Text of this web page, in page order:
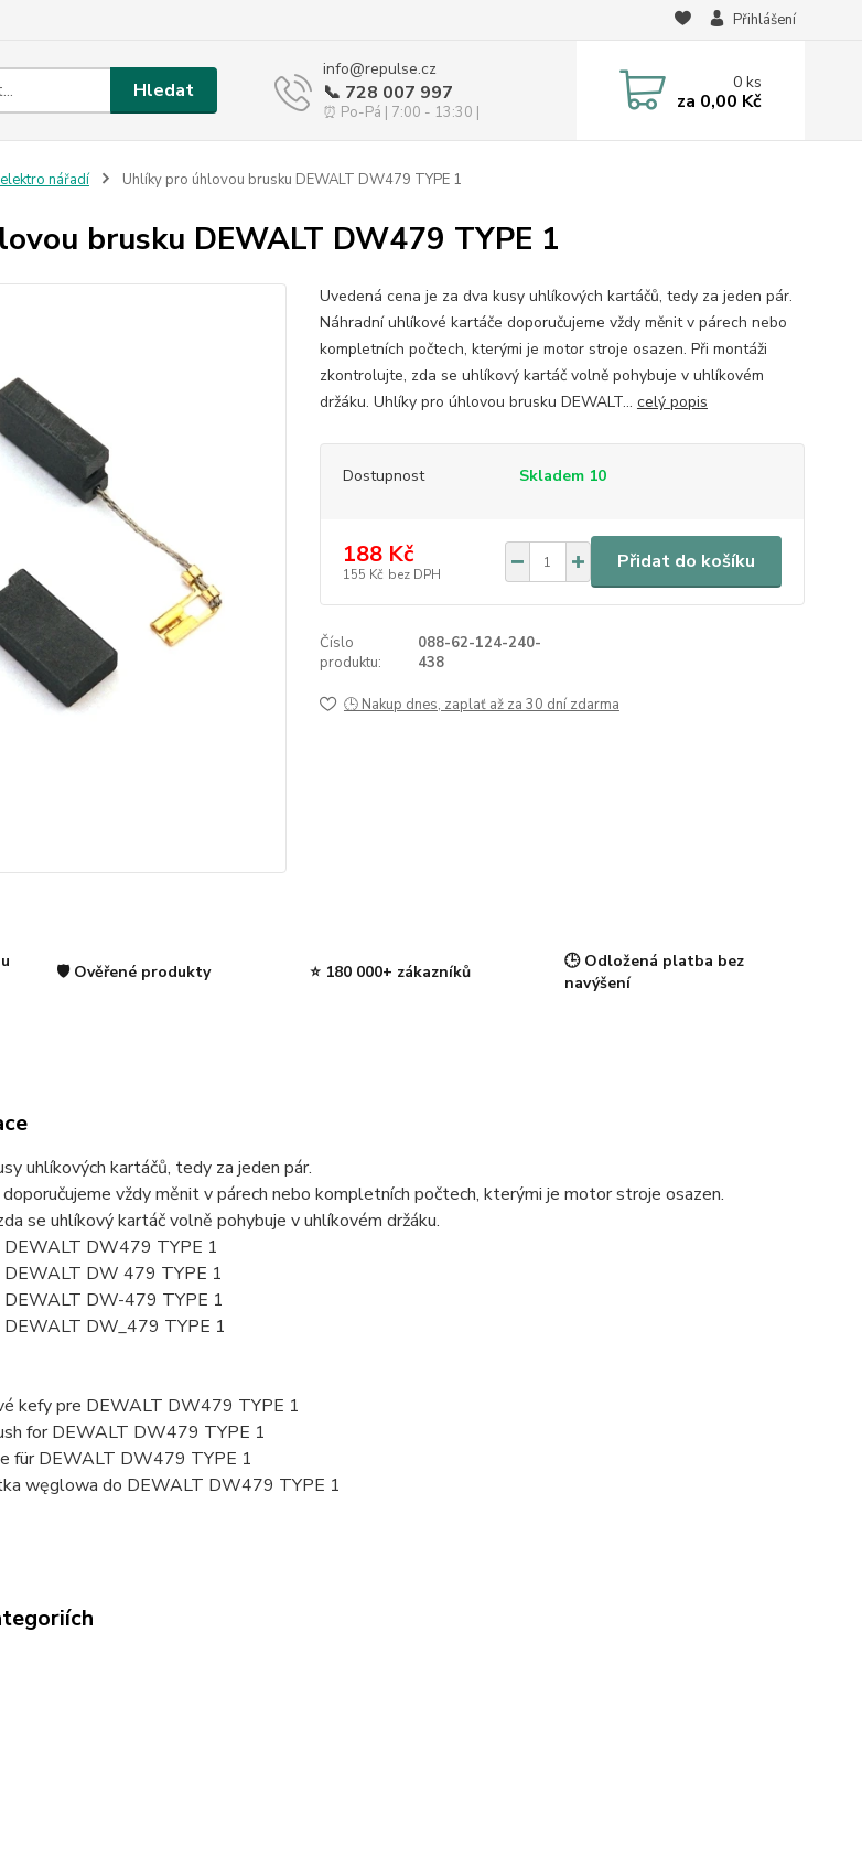
Přihlášení
Hledat
info@repulse.cz
📞 728 007 997
⏰ Po-Pá | 7:00 - 13:30 |
0ks
za 0,00 Kč
nářadí Uhlíky pro úhlovou brusku DEWALT DW479 TYPE 1
brusku DEWALT DW479 TYPE 1
Uvedená cena je za dva kusy uhlíkových kartáčů, tedy za jeden pár.
Náhradní uhlíkové kartáče doporučujeme vždy měnit v párech nebo
kompletních počtech, kterými je motor stroje osazen. Při montáži
zkontrolujte, zda se uhlíkový kartáč volně pohybuje v uhlíkovém
držáku. Uhlíky pro úhlovou brusku DEWALT... celý popis
Dostupnost Skladem 10
188 Kč
155 Kč bez DPH
Přidat do košíku
Číslo
produktu:
088-62-124-240-
438
🕒 Nakup dnes, zaplať až za 30 dní zdarma
🛡️ Ověřené produkty ⭐ 180 000+ zákazníků
🕒 Odložená platba bez
navýšení
uhlíkových kartáčů, tedy za jeden pár.
vždy měnit v párech nebo kompletních počtech, kterými je motor stroje osazen.
se uhlíkový kartáč volně pohybuje v uhlíkovém držáku.
DEWALT DW479 TYPE 1
DEWALT DW 479 TYPE 1
DEWALT DW-479 TYPE 1
DEWALT DW_479 TYPE 1
kefy pre DEWALT DW479 TYPE 1
for DEWALT DW479 TYPE 1
für DEWALT DW479 TYPE 1
węglowa do DEWALT DW479 TYPE 1